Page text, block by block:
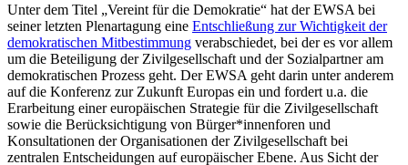
Unter dem Titel „Vereint für die Demokratie“ hat der EWSA bei
seiner letzten Plenartagung eine Entschließung zur Wichtigkeit der
demokratischen Mitbestimmung verabschiedet, bei der es vor allem
um die Beteiligung der Zivilgesellschaft und der Sozialpartner am
demokratischen Prozess geht. Der EWSA geht darin unter anderem
auf die Konferenz zur Zukunft Europas ein und fordert u.a. die
Erarbeitung einer europäischen Strategie für die Zivilgesellschaft
sowie die Berücksichtigung von Bürger*innenforen und
Konsultationen der Organisationen der Zivilgesellschaft bei
zentralen Entscheidungen auf europäischer Ebene. Aus Sicht der